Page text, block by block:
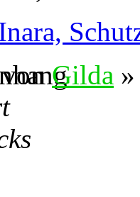
Gilda